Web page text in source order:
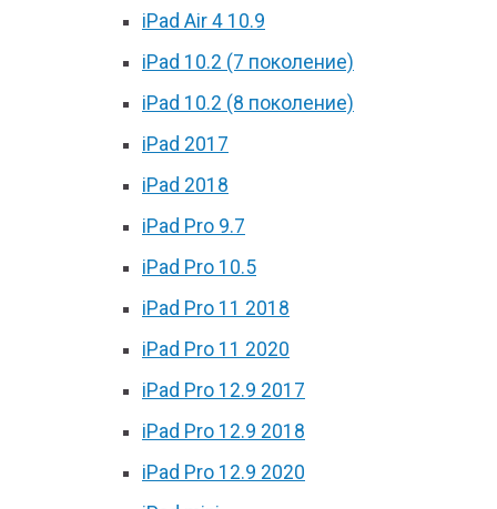
iPad Air 4 10.9
iPad 10.2 (7 поколение)
iPad 10.2 (8 поколение)
iPad 2017
iPad 2018
iPad Pro 9.7
iPad Pro 10.5
iPad Pro 11 2018
iPad Pro 11 2020
iPad Pro 12.9 2017
iPad Pro 12.9 2018
iPad Pro 12.9 2020